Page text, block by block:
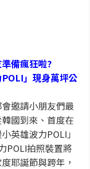
備瘋狂啦?
」現身萬坪公
邀請小朋友們最
國到來、首度在
英雄波力POLI」
POLI拍照裝置將
耶誕節與跨年，